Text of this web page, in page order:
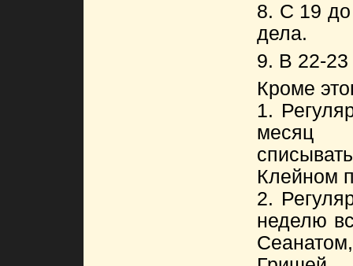
8. С 19
дела.
9. В 22-23
Кроме
1.
месяц
Клейном
2.
неделю